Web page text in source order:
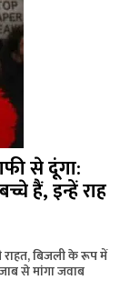
से दूंगा:
हैं, इन्हें राह
राहत, बिजली के रूप में
से मांगा जवाब